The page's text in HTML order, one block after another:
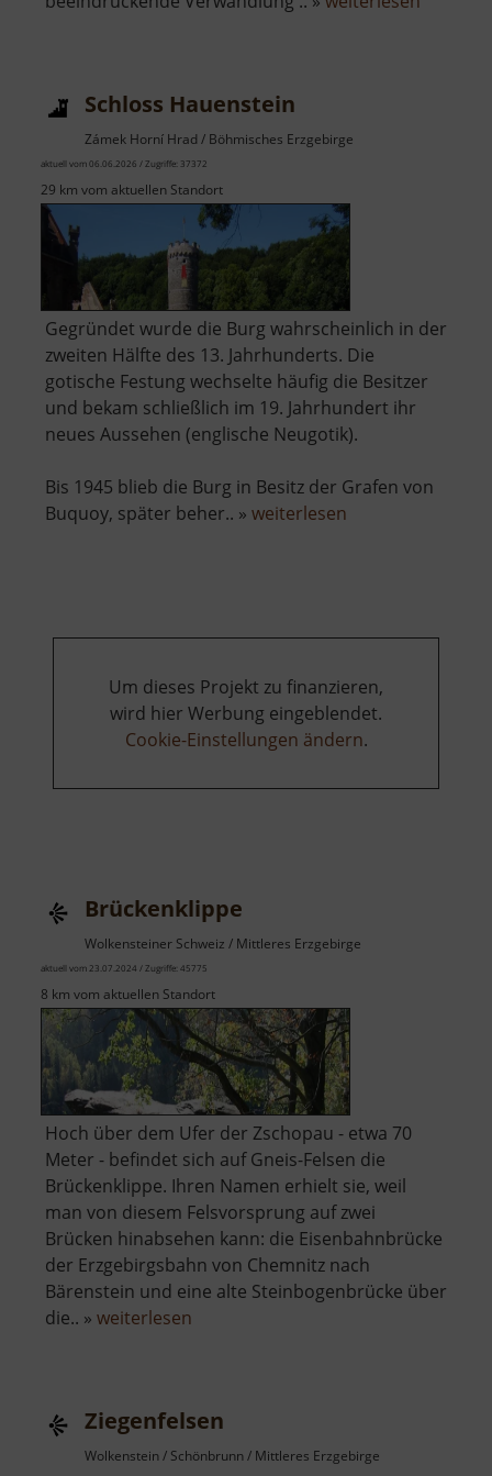
Schloss Hauenstein
Zámek Horní Hrad / Böhmisches Erzgebirge
aktuell vom 06.06.2026 / Zugriffe: 37372
29 km vom aktuellen Standort
Gegründet wurde die Burg wahrscheinlich in der
zweiten Hälfte des 13. Jahrhunderts. Die
gotische Festung wechselte häufig die Besitzer
und bekam schließlich im 19. Jahrhundert ihr
neues Aussehen (englische Neugotik).
Bis 1945 blieb die Burg in Besitz der Grafen von
Buquoy, später beher.. » weiterlesen
Um dieses Projekt zu finanzieren,
wird hier Werbung eingeblendet.
Cookie-Einstellungen ändern.
Brückenklippe
Wolkensteiner Schweiz / Mittleres Erzgebirge
aktuell vom 23.07.2024 / Zugriffe: 45775
8 km vom aktuellen Standort
Hoch über dem Ufer der Zschopau - etwa 70
Meter - befindet sich auf Gneis-Felsen die
Brückenklippe. Ihren Namen erhielt sie, weil
man von diesem Felsvorsprung auf zwei
Brücken hinabsehen kann: die Eisenbahnbrücke
der Erzgebirgsbahn von Chemnitz nach
Bärenstein und eine alte Steinbogenbrücke über
die.. » weiterlesen
Ziegenfelsen
Wolkenstein / Schönbrunn / Mittleres Erzgebirge